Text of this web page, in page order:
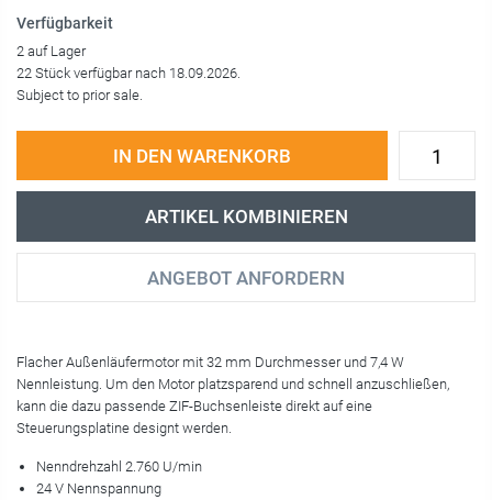
Verfügbarkeit
2 auf Lager
22 Stück verfügbar nach 18.09.2026.
Subject to prior sale.
IN DEN WARENKORB
ARTIKEL KOMBINIEREN
ANGEBOT ANFORDERN
Flacher Außenläufermotor mit 32 mm Durchmesser und 7,4 W
Nennleistung. Um den Motor platzsparend und schnell anzuschließen,
kann die dazu passende ZIF-Buchsenleiste direkt auf eine
Steuerungsplatine designt werden.
Nenndrehzahl 2.760 U/min
24 V Nennspannung